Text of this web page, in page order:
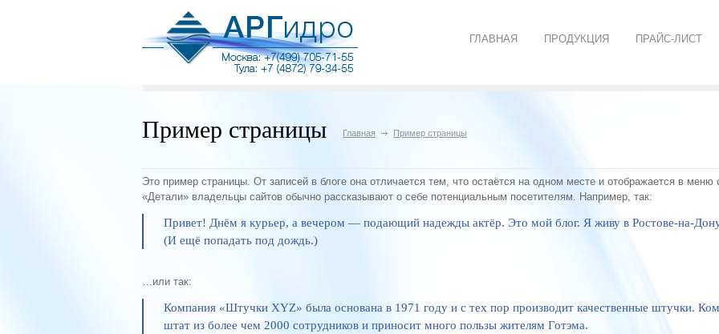
ГЛАВНАЯ ПРОДУКЦИЯ ПРАЙС-ЛИСТ
Пример страницы Главная Пример страницы
Это пример страницы. От записей в блоге она отличается тем, что остаётся на одном месте и отображается в
«Детали» владельцы сайтов обычно рассказывают о себе потенциальным посетителям. Например, так:
Привет! Днём я курьер, а вечером — подающий надежды актёр. Это мой блог. Я живу в Ростове-на-
(И ещё попадать под дождь.)
…или так:
Компания «Штучки XYZ» была основана в 1971 году и с тех пор производит качественные штучки.
штат из более чем 2000 сотрудников и приносит много пользы жителям Готэма.